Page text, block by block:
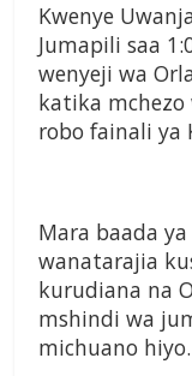
Kwenye
Jumapili saa
wenyeji wa
katika
robo fainali ya
Mara baada
wanatarajia
kurudiana na
mshindi wa
michuano hiyo.